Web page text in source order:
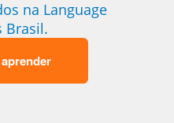
na Language
Brasil.